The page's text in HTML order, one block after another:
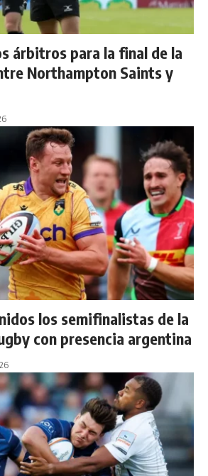
árbitros para la final de la
Northampton Saints y
los semifinalistas de la
con presencia argentina